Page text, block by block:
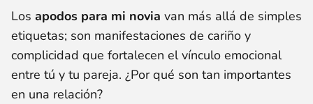
Los apodos para mi novia van más allá de simples
etiquetas; son manifestaciones de cariño y
complicidad que fortalecen el vínculo emocional
entre tú y tu pareja. ¿Por qué son tan importantes
en una relación?